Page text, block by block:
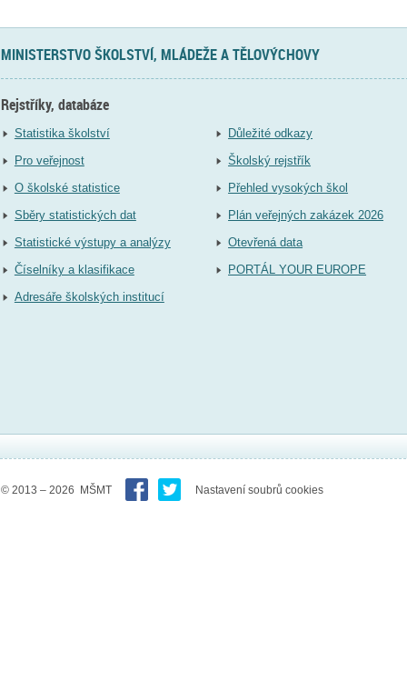
MINISTERSTVO ŠKOLSTVÍ, MLÁDEŽE A TĚLOVÝCHOVY
Rejstříky, databáze
Statistika školství
Pro veřejnost
O školské statistice
Sběry statistických dat
Statistické výstupy a analýzy
Číselníky a klasifikace
Adresáře školských institucí
Důležité odkazy
Školský rejstřík
Přehled vysokých škol
Plán veřejných zakázek 2026
Otevřená data
PORTÁL YOUR EUROPE
© 2013 – 2026 MŠMT Nastavení soubrů cookies